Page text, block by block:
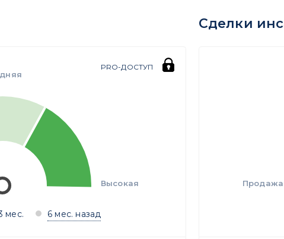
PRO-ДОСТУП
Высокая
мес. 6 мес. назад
Сделки
Продажа